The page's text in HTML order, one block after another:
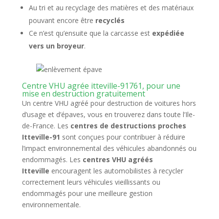
Au tri et au recyclage des matières et des matériaux
pouvant encore être recyclés
Ce n’est qu’ensuite que la carcasse est expédiée
vers un broyeur.
Centre VHU agrée itteville-91761, pour une
mise en destruction gratuitement
Un centre VHU agréé pour destruction de voitures hors
d’usage et d’épaves, vous en trouverez dans toute l’Ile-
de-France. Les centres de destructions proches
Itteville-91 sont conçues pour contribuer à réduire
l’impact environnemental des véhicules abandonnés ou
endommagés. Les centres VHU agréés
Itteville encouragent les automobilistes à recycler
correctement leurs véhicules vieillissants ou
endommagés pour une meilleure gestion
environnementale.